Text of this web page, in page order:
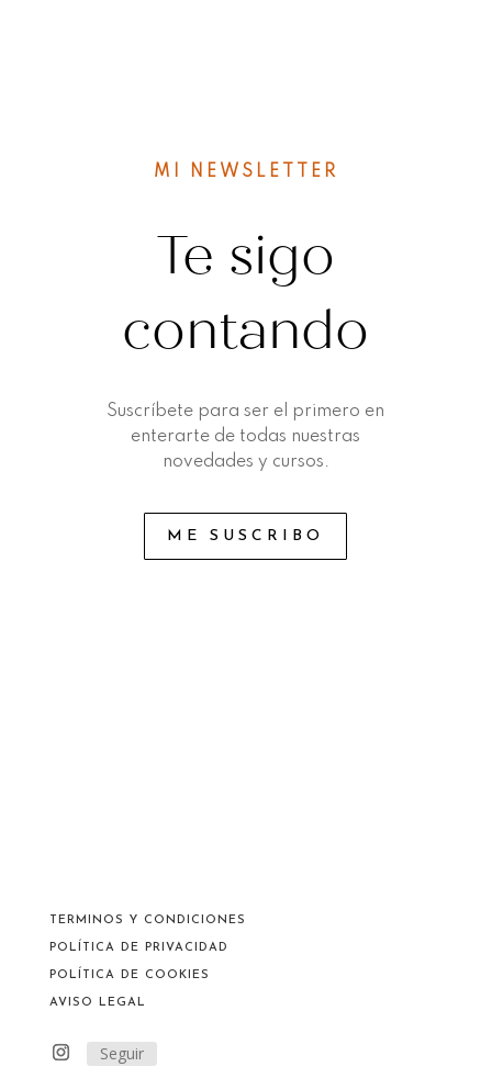
MI NEWSLETTER
Te sigo
contando
Suscríbete para ser el primero en
enterarte de todas nuestras
novedades y cursos.
ME SUSCRIBO
TERMINOS Y CONDICIONES
POLÍTICA DE PRIVACIDAD
POLÍTICA DE COOKIES
AVISO LEGAL
Seguir